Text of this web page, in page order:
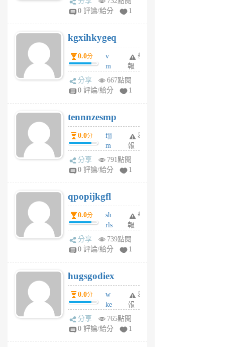
w
6
個
月
前
0 評論/給分
1
kgxihkygeq
0.0分
v
m
sg
sr
6
個
月
前
舉
報
分享
667點閱
0 評論/給分
1
tennnzesmp
0.0分
fjj
m
w
rs
6
個
月
前
舉
報
分享
791點閱
0 評論/給分
1
qpopijkgfl
0.0分
sh
rls
k
m
6
個
月
前
舉
報
分享
739點閱
0 評論/給分
1
hugsgodiex
0.0分
w
ke
rv
pj
舉
報
分享
765點閱
0 評論/給分
1